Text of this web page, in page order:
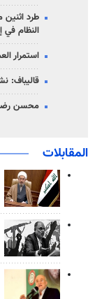
طرد
النظام في
استمرار
قاليباف:
محسن
المقابلات